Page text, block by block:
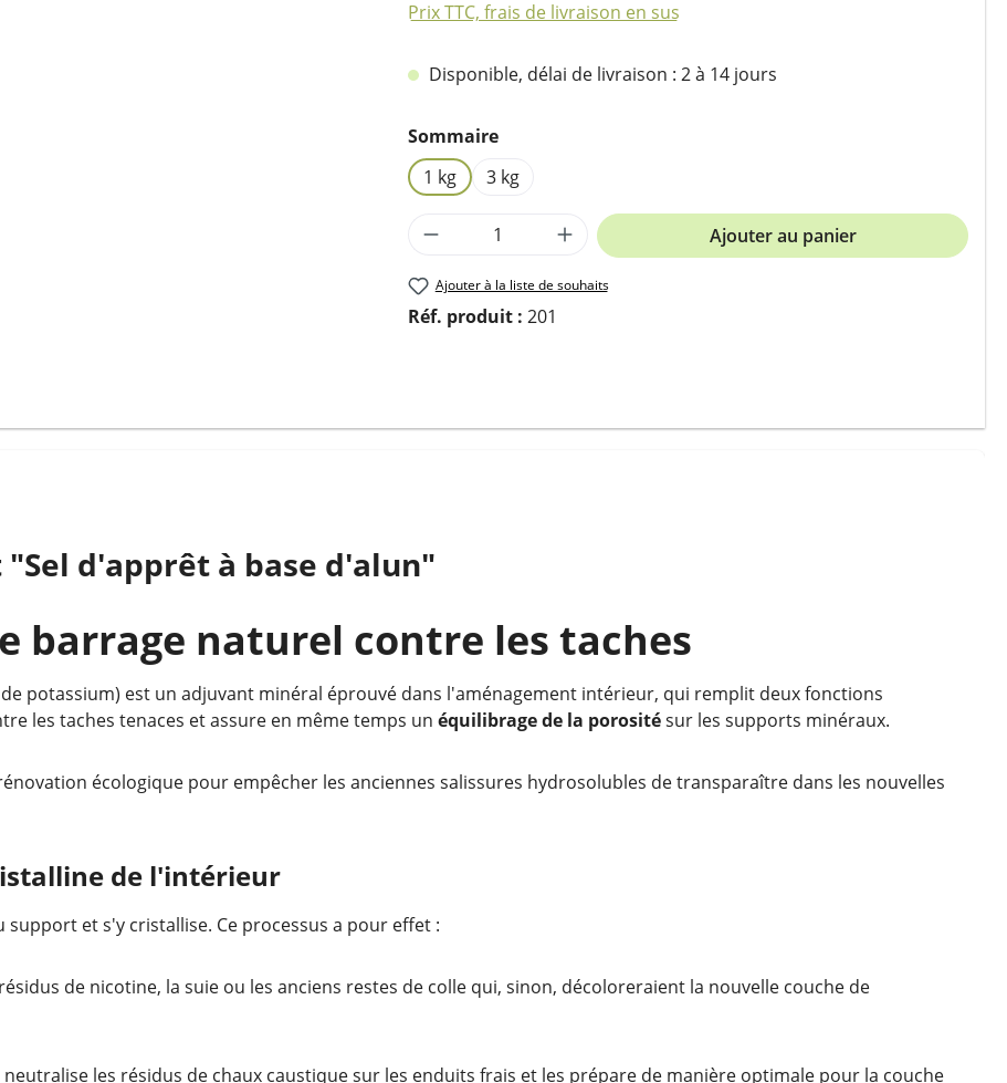
Prix TTC, frais de livraison en sus
Disponible, délai de livraison : 2 à 14 jours
Sélectionnez
Sommaire
1 kg
3 kg
Quantité de produit : Entrez la quantité
Ajouter au panier
Ajouter à la liste de souhaits
Réf. produit : 201
d'apprêt à base d'alun"
barrage naturel contre les taches
potassium) est un adjuvant minéral éprouvé dans l'aménagement intérieur, qui remplit deux fonctions
les taches tenaces et assure en même temps un équilibrage de la porositésur les supports minéraux.
écologique pour empêcher les anciennes salissures hydrosolubles de transparaître dans les nouvelles
de l'intérieur
et s'y cristallise. Ce processus a pour effet :
de nicotine, la suie ou les anciens restes de colle qui, sinon, décoloreraient la nouvelle couche de
les résidus de chaux caustique sur les enduits frais et les prépare de manière optimale pour la couche